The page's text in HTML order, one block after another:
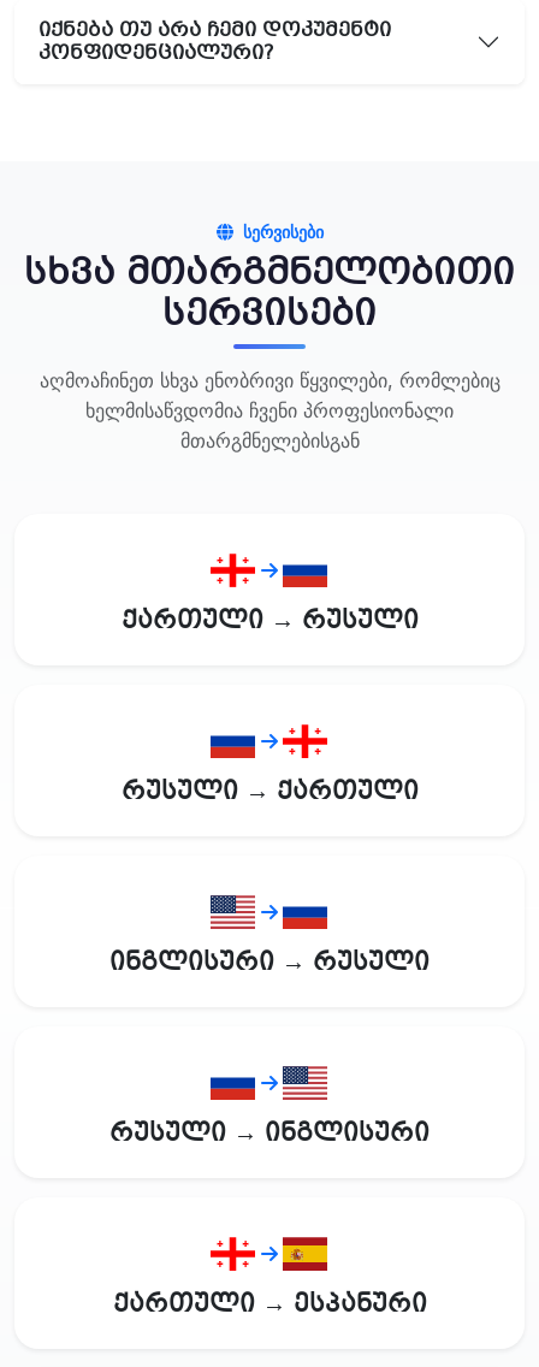
იქნება თუ არა ჩემი დოკუმენტი
კონფიდენციალური?
ᲡᲔᲠᲕᲘᲡᲔᲑᲘ
სხვა მთარგმნელობითი
სერვისები
აღმოაჩინეთ სხვა ენობრივი წყვილები, რომლებიც
ხელმისაწვდომია ჩვენი პროფესიონალი
მთარგმნელებისგან
ქართული → რუსული
რუსული → ქართული
ინგლისური → რუსული
რუსული → ინგლისური
ქართული → ესპანური